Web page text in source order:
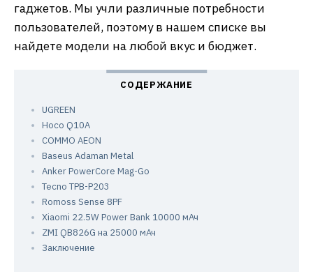
гаджетов. Мы учли различные потребности
пользователей, поэтому в нашем списке вы
найдете модели на любой вкус и бюджет.
UGREEN
Hoco Q10A
COMMO AEON
Baseus Adaman Metal
Anker PowerCore Mag-Go
Tecno TPB-P203
Romoss Sense 8PF
Xiaomi 22.5W Power Bank 10000 мАч
ZMI QB826G на 25000 мАч
Заключение